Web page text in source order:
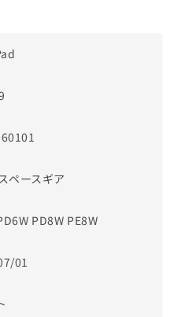
ペースギア
PD8W PE8W
01